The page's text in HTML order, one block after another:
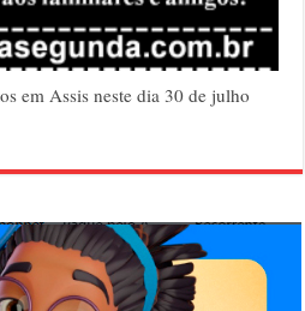
em Assis neste dia 30 de julho